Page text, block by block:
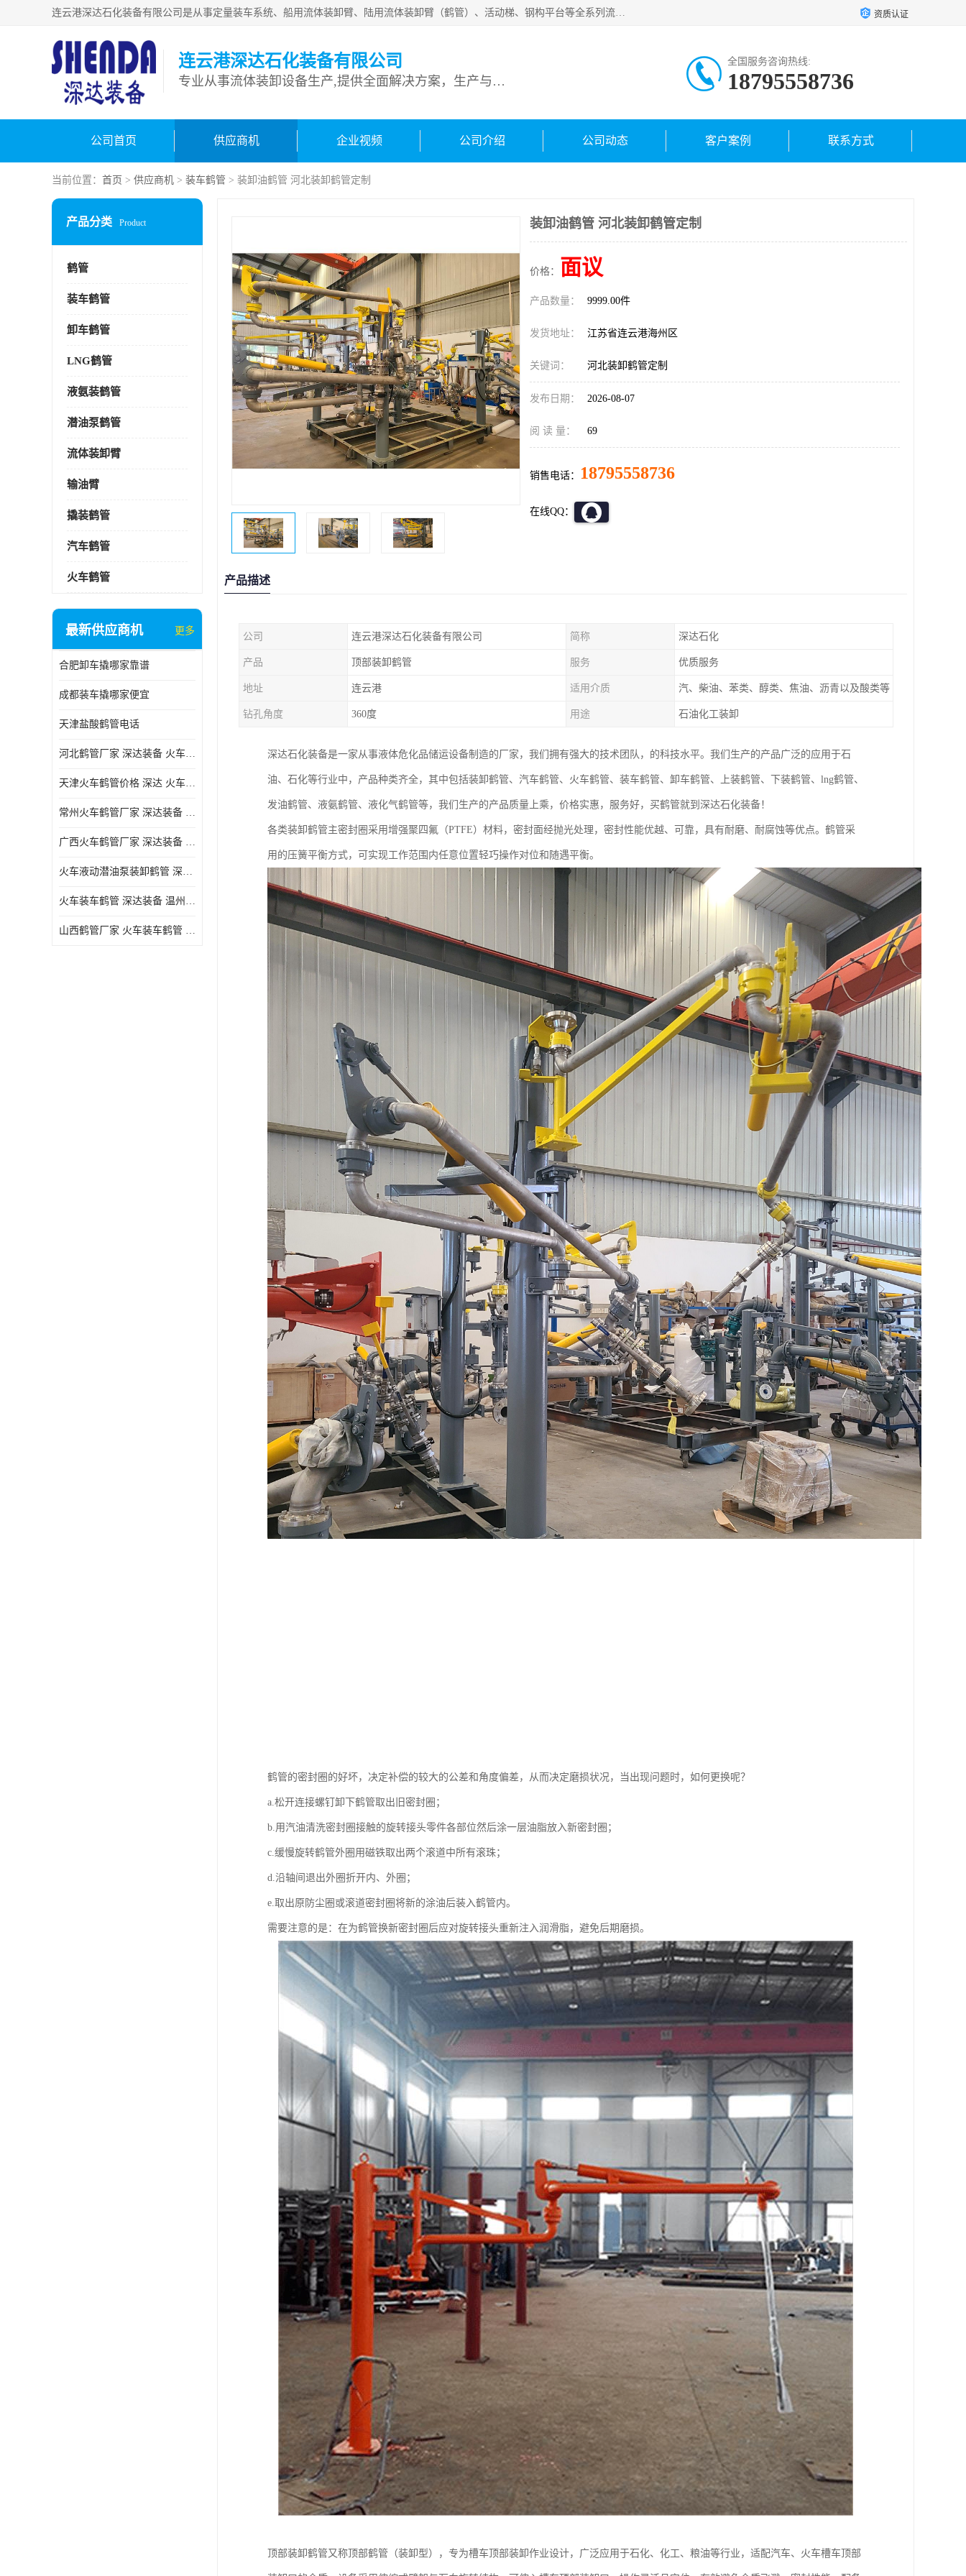
连云港深达石化装备有限公司是从事定量装车系统、船用流体装卸臂、陆用流体装卸臂（鹤管）、活动梯、钢构平台等全系列流体装卸设备的设计、制造、销售以及服务的专业供应商。公司始终以客户为中心，密切跟踪国内外油气储运及装卸设备先进技术的发展，以先进的技术、优质的产品、一流的服务，满足客户需求。 资质认证
连云港深达石化装备有限公司
专业从事流体装卸设备生产,提供全面解决方案，生产与定制服务
全国服务咨询热线:
18795558736
公司首页 供应商机 企业视频 公司介绍 公司动态 客户案例 联系方式
当前位置： 首页 > 供应商机 > 装车鹤管 > 装卸油鹤管 河北装卸鹤管定制
产品分类 Product
鹤管
装车鹤管
卸车鹤管
LNG鹤管
液氨装鹤管
潜油泵鹤管
流体装卸臂
输油臂
撬装鹤管
汽车鹤管
火车鹤管
最新供应商机 更多
合肥卸车撬哪家靠谱
成都装车撬哪家便宜
天津盐酸鹤管电话
河北鹤管厂家 深达装备 火车液动潜油泵装卸鹤管
天津火车鹤管价格 深达 火车鹤管系列
常州火车鹤管厂家 深达装备 火车鹤管系列
广西火车鹤管厂家 深达装备 火车鹤管系列
火车液动潜油泵装卸鹤管 深达装备 安徽火车鹤管厂家
火车装车鹤管 深达装备 温州鹤管价格
山西鹤管厂家 火车装车鹤管 深达
装卸油鹤管 河北装卸鹤管定制
价格： 面议
产品数量： 9999.00件
发货地址： 江苏省连云港海州区
关键词： 河北装卸鹤管定制
发布日期： 2026-08-07
阅 读 量： 69
销售电话： 18795558736
在线QQ：
产品描述
公司 连云港深达石化装备有限公司 简称 深达石化
产品 顶部装卸鹤管 服务 优质服务
地址 连云港 适用介质 汽、柴油、苯类、醇类、焦油、沥青以及酸类等
钻孔角度 360度 用途 石油化工装卸
深达石化装备是一家从事液体危化品储运设备制造的厂家，我们拥有强大的技术团队，的科技水平。我们生产的产品广泛的应用于石
油、石化等行业中，产品种类齐全，其中包括装卸鹤管、汽车鹤管、火车鹤管、装车鹤管、卸车鹤管、上装鹤管、下装鹤管、lng鹤管、
发油鹤管、液氨鹤管、液化气鹤管等，我们生产的产品质量上乘，价格实惠，服务好，买鹤管就到深达石化装备！
各类装卸鹤管主密封圈采用增强聚四氟（PTFE）材料，密封面经抛光处理，密封性能优越、可靠，具有耐磨、耐腐蚀等优点。鹤管采
用的压簧平衡方式，可实现工作范围内任意位置轻巧操作对位和随遇平衡。
鹤管的密封圈的好坏，决定补偿的较大的公差和角度偏差，从而决定磨损状况，当出现问题时，如何更换呢？
a.松开连接螺钉卸下鹤管取出旧密封圈；
b.用汽油清洗密封圈接触的旋转接头零件各部位然后涂一层油脂放入新密封圈；
c.缓慢旋转鹤管外圈用磁铁取出两个滚道中所有滚珠；
d.沿轴间退出外圈折开内、外圈；
e.取出原防尘圈或滚道密封圈将新的涂油后装入鹤管内。
需要注意的是：在为鹤管换新密封圈后应对旋转接头重新注入润滑脂，避免后期磨损。
顶部装卸鹤管又称顶部鹤管（装卸型），专为槽车顶部装卸作业设计，广泛应用于石化、化工、粮油等行业，适配汽车、火车槽车顶部